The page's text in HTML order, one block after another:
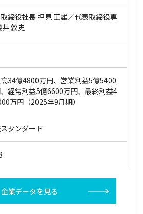
締役社長 押見 正雄／代表取締役専
敦史
34億4800万円、営業利益5億5400
経常利益5億6600万円、最終利益4
万円（2025年9月期）
タンダード
企業データを見る